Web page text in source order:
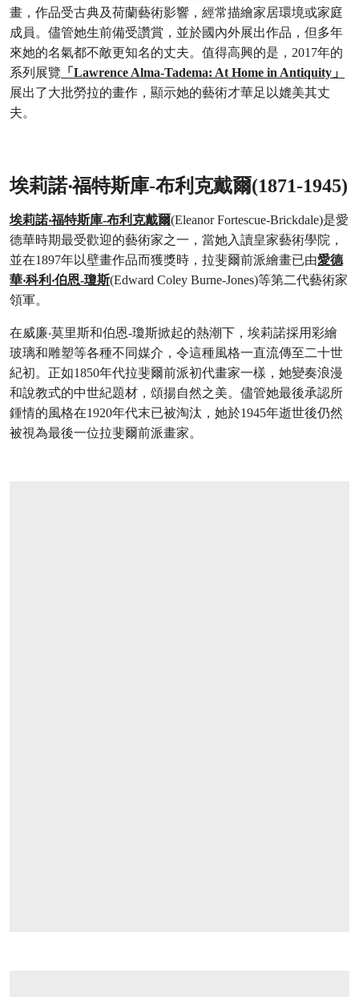
畫，作品受古典及荷蘭藝術影響，經常描繪家居環境或家庭
成員。儘管她生前備受讚賞，並於國內外展出作品，但多年
來她的名氣都不敵更知名的丈夫。值得高興的是，2017年的
系列展覽 「Lawrence Alma-Tadema: At Home in Antiquity」
展出了大批勞拉的畫作，顯示她的藝術才華足以媲美其丈
夫。
埃莉諾‧福特斯庫-布利克戴爾(1871-1945)
埃莉諾‧福特斯庫-布利克戴爾(Eleanor Fortescue-Brickdale)是愛
德華時期最受歡迎的藝術家之一，當她入讀皇家藝術學院，
並在1897年以壁畫作品而獲獎時，拉斐爾前派繪畫已由愛德
華‧科利‧伯恩-瓊斯(Edward Coley Burne-Jones)等第二代藝術家
領軍。
在威廉‧莫里斯和伯恩-瓊斯掀起的熱潮下，埃莉諾採用彩繪
玻璃和雕塑等各種不同媒介，令這種風格一直流傳至二十世
紀初。正如1850年代拉斐爾前派初代畫家一樣，她變奏浪漫
和說教式的中世紀題材，頌揚自然之美。儘管她最後承認所
鍾情的風格在1920年代末已被淘汰，她於1945年逝世後仍然
被視為最後一位拉斐爾前派畫家。